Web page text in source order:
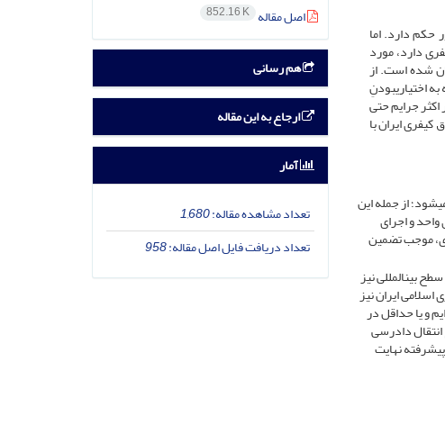
دارد. اما
دارد، مورد
شده است. از
اختیاری­بودنِ
جرایم حتی
ایران با
از جمله این
و اجرای
موجب تضمین
بین­المللی نیز
ایران نیز
و یا حداقل در
دادرسی
نهایت
اصل مقاله 852.16 K
هم رسانی
ارجاع به این مقاله
آمار
تعداد مشاهده مقاله:1,680
تعداد دریافت فایل اصل مقاله:958